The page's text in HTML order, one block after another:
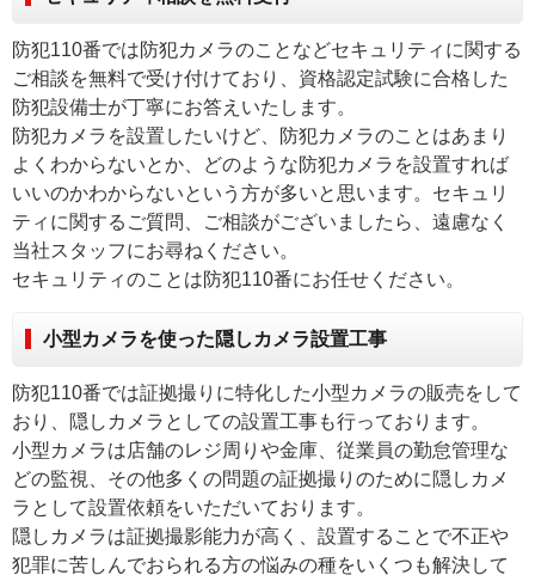
防犯110番では防犯カメラのことなどセキュリティに関する
ご相談を無料で受け付けており、資格認定試験に合格した
防犯設備士が丁寧にお答えいたします。
防犯カメラを設置したいけど、防犯カメラのことはあまり
よくわからないとか、どのような防犯カメラを設置すれば
いいのかわからないという方が多いと思います。セキュリ
ティに関するご質問、ご相談がございましたら、遠慮なく
当社スタッフにお尋ねください。
セキュリティのことは防犯110番にお任せください。
小型カメラを使った隠しカメラ設置工事
防犯110番では証拠撮りに特化した小型カメラの販売をして
おり、隠しカメラとしての設置工事も行っております。
小型カメラは店舗のレジ周りや金庫、従業員の勤怠管理な
どの監視、その他多くの問題の証拠撮りのために隠しカメ
ラとして設置依頼をいただいております。
隠しカメラは証拠撮影能力が高く、設置することで不正や
犯罪に苦しんでおられる方の悩みの種をいくつも解決して